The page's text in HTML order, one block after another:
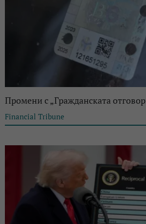
Промени с „Гражданската
Financial Tribune